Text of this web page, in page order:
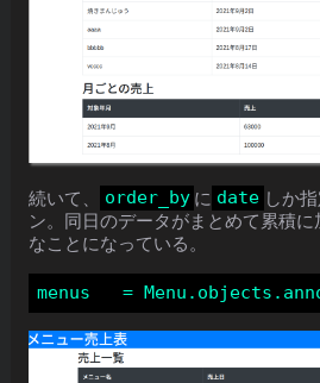
続いて、 order_by に date しか
ン。同日のデータがまとめて累積
なことになっている。